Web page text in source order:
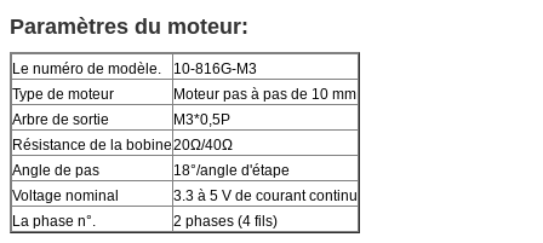
Paramètres du moteur:
Le numéro de modèle.
10-816G-M3
Type de moteur
Moteur pas à pas de 10 mm
Arbre de sortie
M3*0,5P
Résistance de la bobine20Ω/40Ω
Angle de pas
18°/angle d'étape
Voltage nominal
3.3 à 5 V de courant continu
La phase n°.
2 phases (4 fils)